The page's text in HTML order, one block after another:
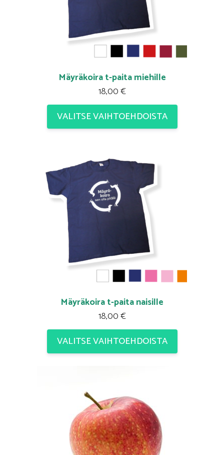
Mäyräkoira t-paita miehille
18,00€
VALITSE VAIHTOEHDOISTA
Mäyräkoira t-paita naisille
18,00€
VALITSE VAIHTOEHDOISTA